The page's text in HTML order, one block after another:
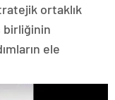
ortaklık
birliğinin
ele